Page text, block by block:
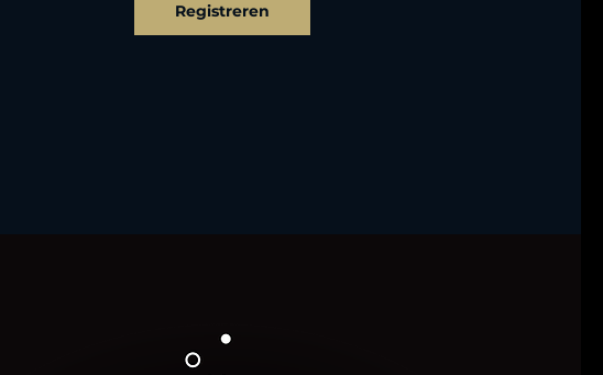
Registreren